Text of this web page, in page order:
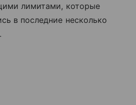
лимитами, которые
в последние несколько